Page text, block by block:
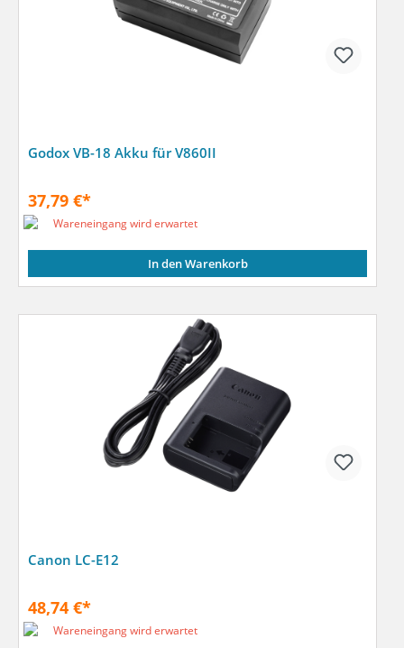
Godox VB-18 Akku für V860II
37,79 €*
Wareneingang wird erwartet
In den Warenkorb
Canon LC-E12
48,74 €*
Wareneingang wird erwartet